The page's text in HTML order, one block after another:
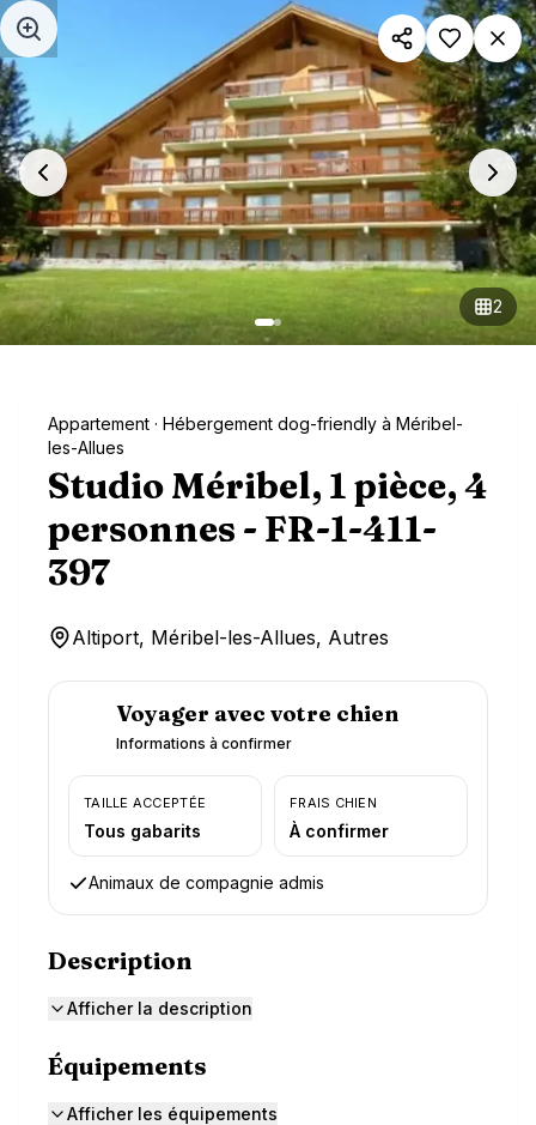
Aller au contenu principal
2
Appartement · Hébergement dog-friendly à Méribel-
les-Allues
Studio Méribel, 1 pièce, 4
personnes - FR-1-411-
397
Altiport, Méribel-les-Allues, Autres
Voyager avec votre chien
Informations à confirmer
TAILLE ACCEPTÉE
Tous gabarits
FRAIS CHIEN
À confirmer
Animaux de compagnie admis
Description
Afficher la description
Équipements
Afficher les équipements